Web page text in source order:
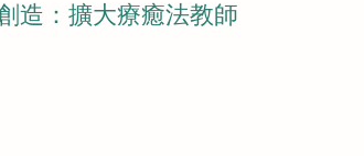
造：擴大療癒法教師